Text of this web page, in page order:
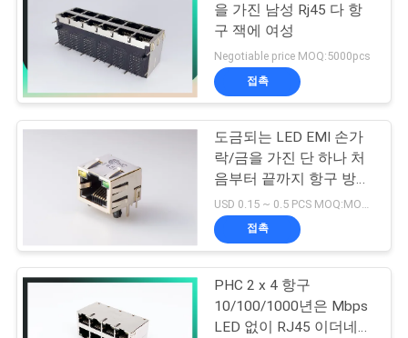
SHOW
사
이
PRIVACY
POLICY
을 가진 남성 Rj45 다 항
구 잭에 여성
Negotiable price MOQ:5000pcs
접촉
도금되는 LED EMI 손가
락/금을 가진 단 하나 처
음부터 끝까지 항구 방패
RJ45 모듈 연결관 - 구멍
접촉
PHC 2 x 4 항구
10/100/1000년은 Mbps
LED 없이 RJ45 이더네트